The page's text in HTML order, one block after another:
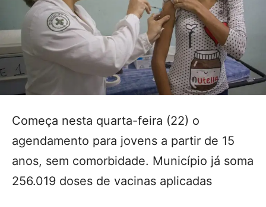
Começa nesta quarta-feira (22) o
agendamento para jovens a partir de 15
anos, sem comorbidade. Município já soma
256.019 doses de vacinas aplicadas